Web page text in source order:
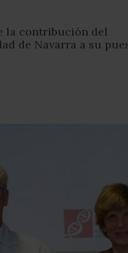
la contribución del
de Navarra a su